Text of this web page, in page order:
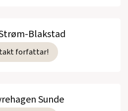
Blakstad
forfattar!
Sunde